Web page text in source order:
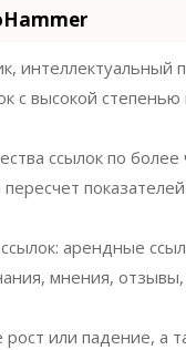
интеллектуальный
с высокой степенью
ссылок по
показателей
арендные
мнения, отзывы,
или падение, а